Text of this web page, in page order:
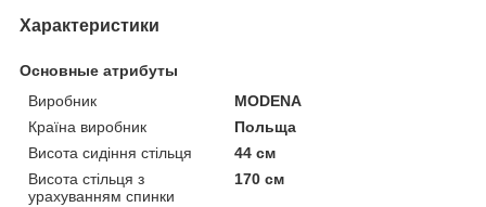
Характеристики
Основные атрибуты
Виробник
MODENA
Країна виробник
Польща
Висота сидіння стільця
44 см
Висота стільця з
урахуванням спинки
170 см